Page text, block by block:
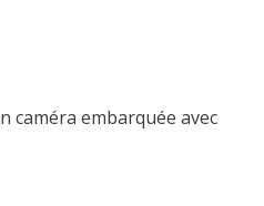
caméra embarquée avec